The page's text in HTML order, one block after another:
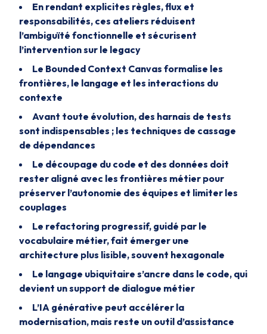
En rendant explicites règles, flux et
responsabilités, ces ateliers réduisent
l’ambiguïté fonctionnelle et sécurisent
l’intervention sur le legacy
Le Bounded Context Canvas formalise les
frontières, le langage et les interactions du
contexte
Avant toute évolution, des harnais de tests
sont indispensables ; les techniques de cassage
de dépendances
Le découpage du code et des données doit
rester aligné avec les frontières métier pour
préserver l’autonomie des équipes et limiter les
couplages
Le refactoring progressif, guidé par le
vocabulaire métier, fait émerger une
architecture plus lisible, souvent hexagonale
Le langage ubiquitaire s’ancre dans le code, qui
devient un support de dialogue métier
L’IA générative peut accélérer la
modernisation, mais reste un outil d’assistance